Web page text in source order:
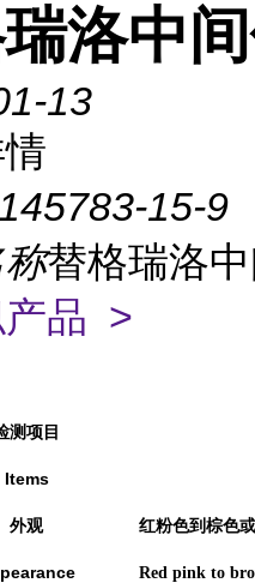
洛中
13
145783-15-9
替格瑞洛
品 >
测项目
Items
外观 红粉色到棕色
Red pink to